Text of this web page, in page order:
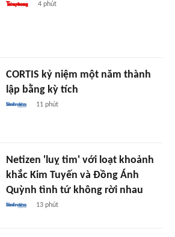
4 phút
CORTIS kỷ niệm một năm thành
lập bằng kỳ tích
11 phút
Netizen 'luỵ tim' với loạt khoảnh
khắc Kim Tuyến và Đồng Ánh
Quỳnh tình tứ không rời nhau
13 phút